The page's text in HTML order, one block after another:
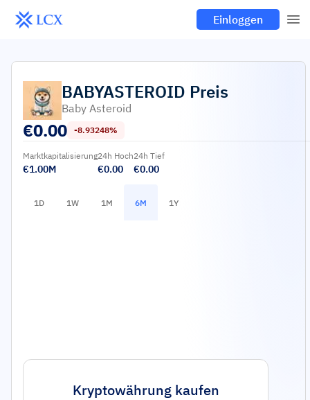
Einloggen
BABYASTEROID Preis
Baby Asteroid
€0.00 -8.93248%
Marktkapitalisierung
€1.00M
24h Hoch
€0.00
24h Tief
€0.00
1D 1W 1M 6M 1Y
Kryptowährung kaufen